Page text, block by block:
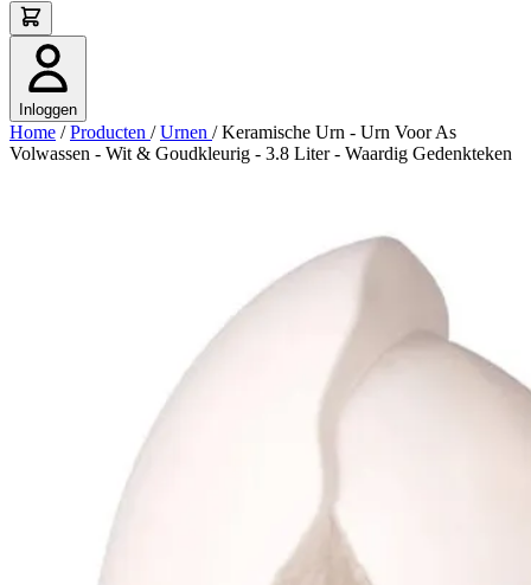
Inloggen
Home / Producten / Urnen / Keramische Urn - Urn Voor As
Volwassen - Wit & Goudkleurig - 3.8 Liter - Waardig Gedenkteken